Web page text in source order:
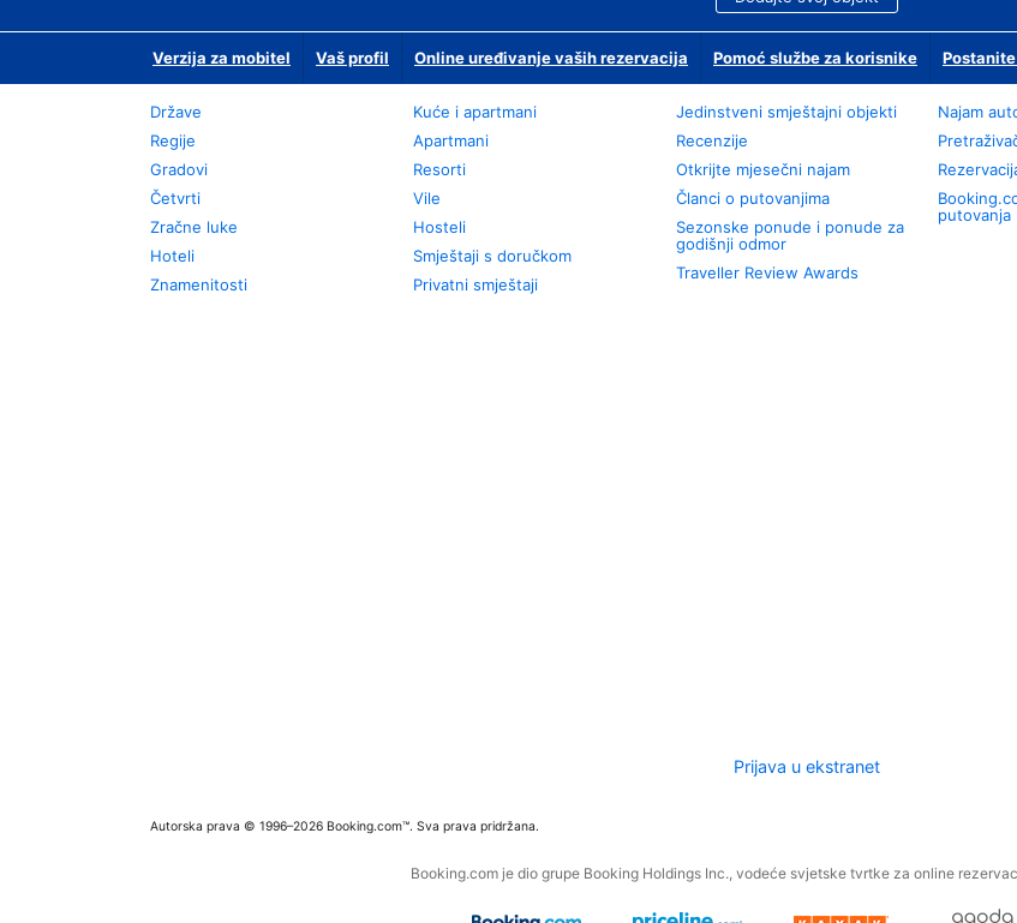
Verzija za mobitel Vaš profil Online uređivanje vaših rezervacija Pomoć službe za korisnike
Države
Regije
Gradovi
Četvrti
Zračne luke
Hoteli
Znamenitosti
Kuće i apartmani
Apartmani
Resorti
Vile
Hosteli
Smještaji s doručkom
Privatni smještaji
Jedinstveni smještajni objekti
Recenzije
Otkrijte mjesečni najam
Članci o putovanjima
Sezonske ponude i ponude za
godišnji odmor
Traveller Review Awards
Najam
putovanja
Prijava u ekstranet
Autorska prava © 1996–2026 Booking.com™. Sva prava pridržana.
Booking.com je dio grupe Booking Holdings Inc., vodeće svjetske tvrtke za online